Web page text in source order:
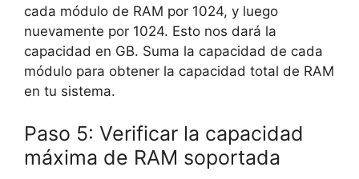
cada módulo de RAM por 1024, y luego
nuevamente por 1024. Esto nos dará la
capacidad en GB. Suma la capacidad de cada
módulo para obtener la capacidad total de RAM
en tu sistema.
Paso 5: Verificar la capacidad
máxima de RAM soportada